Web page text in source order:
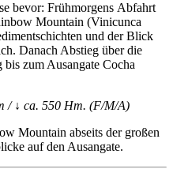
bevor: Frühmorgens Abfahrt
Mountain (Vinicunca
und der Blick
Danach Abstieg über die
zum Ausangate Cocha
/ ↓ ca. 550 Hm. (F/M/A)
Mountain abseits der großen
auf den Ausangate.